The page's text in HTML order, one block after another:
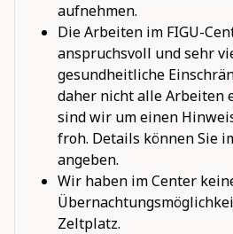
aufnehmen.
Die Arbeiten im FIGU-
anspruchsvoll und sehr
gesundheitliche
daher nicht alle Arbeiten
sind wir um einen
froh. Details können Sie
angeben.
Wir haben im Center
Zeltplatz.